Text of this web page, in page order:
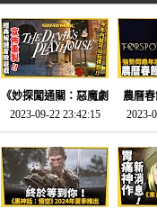
《妙探闖通關：惡魔劇
場》將推出「重製
版」!!!今年就能玩到!!-
電玩宅速配20230124
2023-09-22 23:42:15
農曆
SE社
動作角
電玩宅
2023-